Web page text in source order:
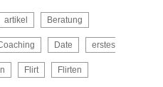
artikel Beratung
Date erstes
Flirt Flirten